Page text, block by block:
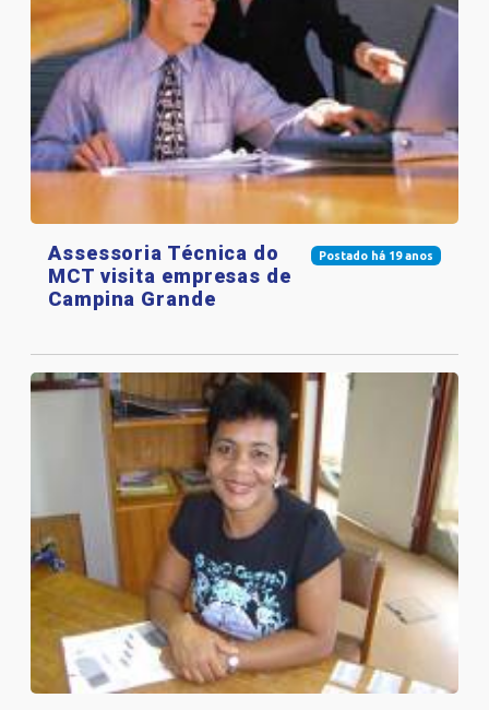
Postado há 19 anos
Assessoria Técnica do
MCT visita empresas de
Campina Grande